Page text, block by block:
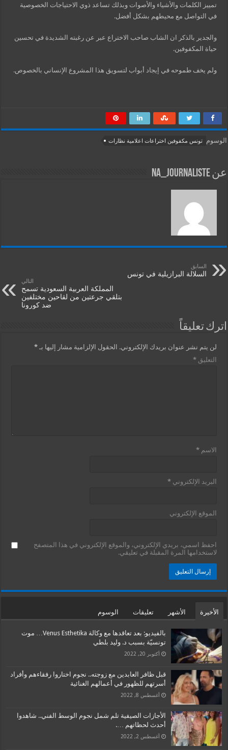
تمييز الكلمات والأشياء والأصوات وبذلك تساعد ذوي الاحتياجات الخصوصية
في التواصل مع محيطهم بشكل أفضل.
والجدير بالذكر ان الشاب صاحب الاختراع عبر عن رغبته الشديدة في تحسين
حياة المكفوفين.
ولم يخف طموحه في إيجاد أبواب لتسويق هذا المشروع الإنساني بالخصوص.
الوسوم تونس مكفوفين اختراعات اعلامية نظارات
عن na_journaliste
السابق
السلالة البرازيلية في تونس
التالي
المملكة العربية السعودية تسمح
بتلقي جرعتين من لقاحين مختلفين
ضد كورونا
اترك تعليقاً
لن يتم نشر عنوان بريدك الإلكتروني. الحقول الإلزامية مشار إليها بـ*
التعليق*
الاسم*
البريد الإلكتروني*
الموقع الإلكتروني
احفظ اسمي، بريدي الإلكتروني، والموقع الإلكتروني في هذا المتصفح
لاستخدامها المرة المقبلة في تعليقي.
الأخيرة الأشهر تعليقات الوسوم
بالفيديو: بعد تعاقدها مع وكالة Venus Esthetika… موت
تونسيّة بسبب د. وليد بلطي
أكتوبر 20, 2022
قبل ظافر العابدين مع زوجته.. نجوم اختاروا رفقاءهم وأفراد
أسرتهم للظهور في أعمالهم الغنائية
أغسطس 8, 2022
الأجازات الصيفية تلم شمل نجوم الوسط الفني.. شاهدوا
أحدث لحظاتهم ….
أغسطس 2, 2022